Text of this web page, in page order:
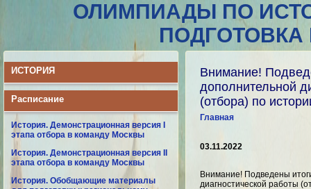
ОЛИМПИАДЫ ПО
ИСТОРИЯ
Расписание
История. Демонстрационная версия I
этапа отбора в команду Москвы
История. Демонстрационная версия II
этапа отбора в команду Москвы
История. Обобщающие материалы
Внимание!
дополнительной
(отбора) по
Главная
03.11.2022
Внимание! Подведены
диагностической работы